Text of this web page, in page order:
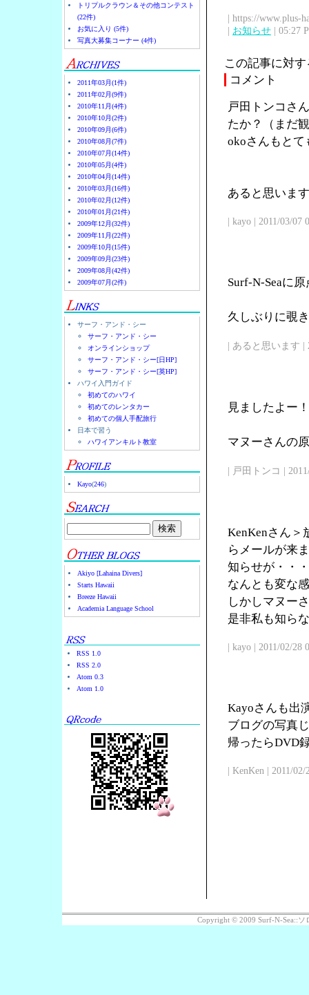
トリプルクラウン＆その他コンテスト
(22件)
お気に入り (5件)
写真大募集コーナー (4件)
2011年03月(1件)
2011年02月(9件)
2010年11月(4件)
2010年10月(2件)
2010年09月(6件)
2010年08月(7件)
2010年07月(14件)
2010年05月(4件)
2010年04月(14件)
2010年03月(16件)
2010年02月(12件)
2010年01月(21件)
2009年12月(32件)
2009年11月(22件)
2009年10月(15件)
2009年09月(23件)
2009年08月(42件)
2009年07月(2件)
サーフ・アンド・シー
サーフ・アンド・シー
オンラインショップ
サーフ・アンド・シー[日HP]
サーフ・アンド・シー[英HP]
ハワイ入門ガイド
初めてのハワイ
初めてのレンタカー
初めての個人手配旅行
日本で習う
ハワイアンキルト教室
Kayo(246)
Akiyo [Lahaina Divers]
Starts Hawaii
Breeze Hawaii
Academia Language School
RSS 1.0
RSS 2.0
Atom 0.3
Atom 1.0
| https://www.plus-
| お知らせ | 05:27
この記事に対
コメント
戸田トンコさ
たか？（まだ
okoさんもとて
あると思いま
| kayo | 2011/03/07
Surf-N-Seaに
久しぶりに覗
| あると思います |
見ましたよー！
マヌーさんの
| 戸田トンコ |
KenKenさん＞
らメールが来
知らせが・・・
なんとも変な
しかしマヌー
是非私も知ら
| kayo | 2011/02/28
Kayoさんも出
ブログの写真
帰ったらDVD
| KenKen | 2011/
Copyright © 2009 Surf-N-Sea::